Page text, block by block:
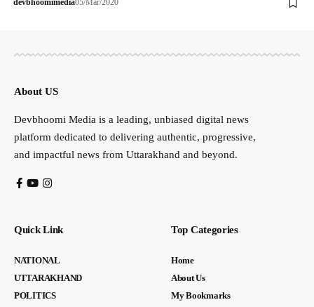
devbhoomimedia05/Mar/2020
About US
Devbhoomi Media is a leading, unbiased digital news
platform dedicated to delivering authentic, progressive,
and impactful news from Uttarakhand and beyond.
Quick Link
NATIONAL
UTTARAKHAND
POLITICS
Top Categories
Home
About Us
My Bookmarks